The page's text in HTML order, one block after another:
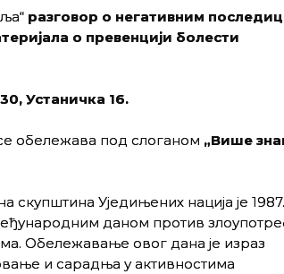
разговор о негативним
о превенцији болести
Устаничка 16.
обележава под слоганом „Више
скупштина Уједињених нација је 1987.
даном против
Обележавање овог дана је израз
и сарадња у активностима